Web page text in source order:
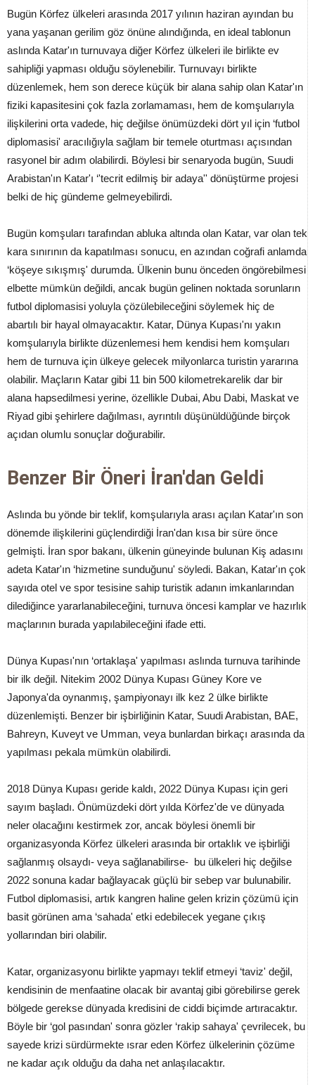
Bugün Körfez ülkeleri arasında 2017 yılının haziran ayından bu
yana yaşanan gerilim göz önüne alındığında, en ideal tablonun
aslında Katar'ın turnuvaya diğer Körfez ülkeleri ile birlikte ev
sahipliği yapması olduğu söylenebilir. Turnuvayı birlikte
düzenlemek, hem son derece küçük bir alana sahip olan Katar'ın
fiziki kapasitesini çok fazla zorlamaması, hem de komşularıyla
ilişkilerini orta vadede, hiç değilse önümüzdeki dört yıl için ‘futbol
diplomasisi' aracılığıyla sağlam bir temele oturtması açısından
rasyonel bir adım olabilirdi. Böylesi bir senaryoda bugün, Suudi
Arabistan'ın Katar'ı ‘'tecrit edilmiş bir adaya'' dönüştürme projesi
belki de hiç gündeme gelmeyebilirdi.
Bugün komşuları tarafından abluka altında olan Katar, var olan tek
kara sınırının da kapatılması sonucu, en azından coğrafi anlamda
‘köşeye sıkışmış' durumda. Ülkenin bunu önceden öngörebilmesi
elbette mümkün değildi, ancak bugün gelinen noktada sorunların
futbol diplomasisi yoluyla çözülebileceğini söylemek hiç de
abartılı bir hayal olmayacaktır. Katar, Dünya Kupası'nı yakın
komşularıyla birlikte düzenlemesi hem kendisi hem komşuları
hem de turnuva için ülkeye gelecek milyonlarca turistin yararına
olabilir. Maçların Katar gibi 11 bin 500 kilometrekarelik dar bir
alana hapsedilmesi yerine, özellikle Dubai, Abu Dabi, Maskat ve
Riyad gibi şehirlere dağılması, ayrıntılı düşünüldüğünde birçok
açıdan olumlu sonuçlar doğurabilir.
Benzer Bir Öneri İran'dan Geldi
Aslında bu yönde bir teklif, komşularıyla arası açılan Katar'ın son
dönemde ilişkilerini güçlendirdiği İran'dan kısa bir süre önce
gelmişti. İran spor bakanı, ülkenin güneyinde bulunan Kiş adasını
adeta Katar'ın ‘hizmetine sunduğunu' söyledi. Bakan, Katar'ın çok
sayıda otel ve spor tesisine sahip turistik adanın imkanlarından
dilediğince yararlanabileceğini, turnuva öncesi kamplar ve hazırlık
maçlarının burada yapılabileceğini ifade etti.
Dünya Kupası'nın ‘ortaklaşa' yapılması aslında turnuva tarihinde
bir ilk değil. Nitekim 2002 Dünya Kupası Güney Kore ve
Japonya'da oynanmış, şampiyonayı ilk kez 2 ülke birlikte
düzenlemişti. Benzer bir işbirliğinin Katar, Suudi Arabistan, BAE,
Bahreyn, Kuveyt ve Umman, veya bunlardan birkaçı arasında da
yapılması pekala mümkün olabilirdi.
2018 Dünya Kupası geride kaldı, 2022 Dünya Kupası için geri
sayım başladı. Önümüzdeki dört yılda Körfez'de ve dünyada
neler olacağını kestirmek zor, ancak böylesi önemli bir
organizasyonda Körfez ülkeleri arasında bir ortaklık ve işbirliği
sağlanmış olsaydı- veya sağlanabilirse- bu ülkeleri hiç değilse
2022 sonuna kadar bağlayacak güçlü bir sebep var bulunabilir.
Futbol diplomasisi, artık kangren haline gelen krizin çözümü için
basit görünen ama ‘sahada' etki edebilecek yegane çıkış
yollarından biri olabilir.
Katar, organizasyonu birlikte yapmayı teklif etmeyi ‘taviz' değil,
kendisinin de menfaatine olacak bir avantaj gibi görebilirse gerek
bölgede gerekse dünyada kredisini de ciddi biçimde artıracaktır.
Böyle bir ‘gol pasından' sonra gözler ‘rakip sahaya' çevrilecek, bu
sayede krizi sürdürmekte ısrar eden Körfez ülkelerinin çözüme
ne kadar açık olduğu da daha net anlaşılacaktır.